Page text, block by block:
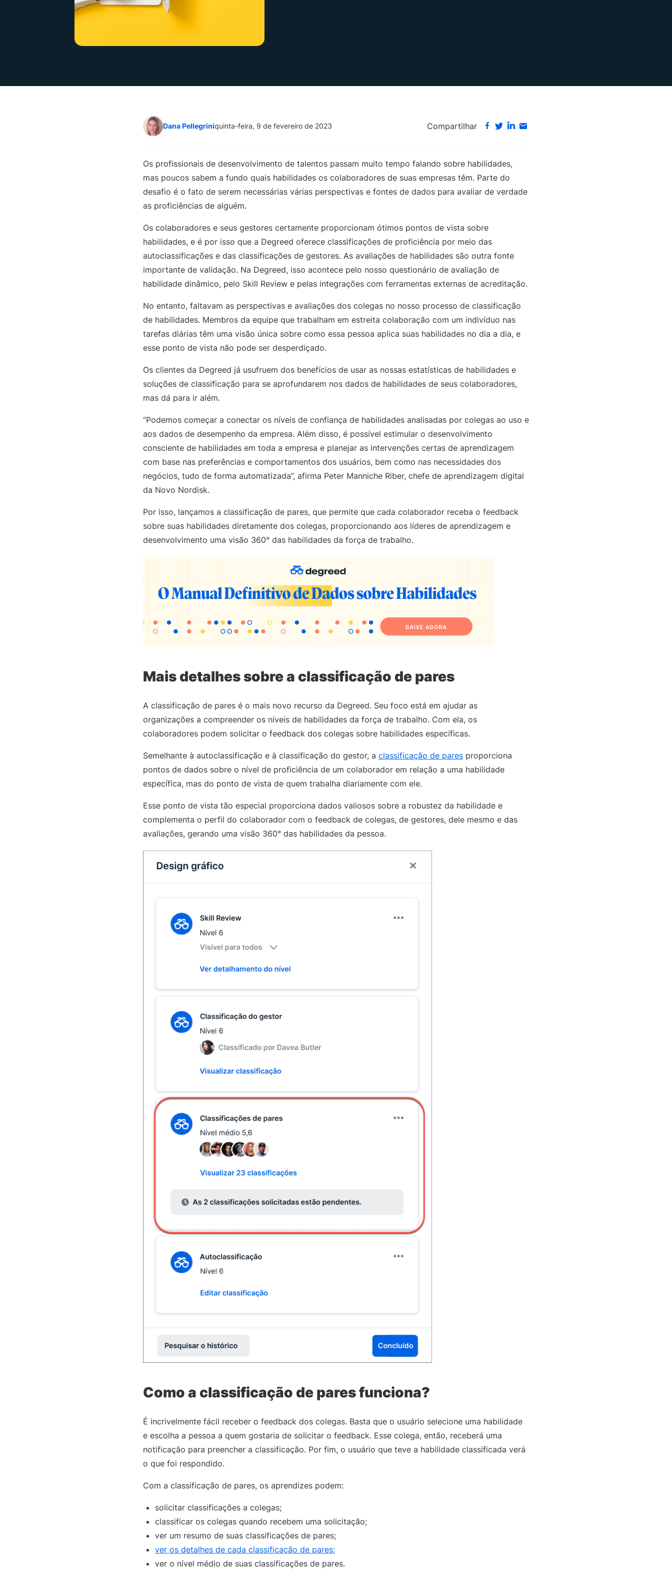
Dana Pellegriniquinta-feira, 9 de fevereiro de 2023 Compartilhar
Os profissionais de desenvolvimento de talentos passam muito tempo falando sobre habilidades,
mas poucos sabem a fundo quais habilidades os colaboradores de suas empresas têm. Parte do
desafio é o fato de serem necessárias várias perspectivas e fontes de dados para avaliar de verdade
as proficiências de alguém.
Os colaboradores e seus gestores certamente proporcionam ótimos pontos de vista sobre
habilidades, e é por isso que a Degreed oferece classificações de proficiência por meio das
autoclassificações e das classificações de gestores. As avaliações de habilidades são outra fonte
importante de validação. Na Degreed, isso acontece pelo nosso questionário de avaliação de
habilidade dinâmico, pelo Skill Review e pelas integrações com ferramentas externas de acreditação.
No entanto, faltavam as perspectivas e avaliações dos colegas no nosso processo de classificação
de habilidades. Membros da equipe que trabalham em estreita colaboração com um indivíduo nas
tarefas diárias têm uma visão única sobre como essa pessoa aplica suas habilidades no dia a dia, e
esse ponto de vista não pode ser desperdiçado.
Os clientes da Degreed já usufruem dos benefícios de usar as nossas estatísticas de habilidades e
soluções de classificação para se aprofundarem nos dados de habilidades de seus colaboradores,
mas dá para ir além.
“Podemos começar a conectar os níveis de confiança de habilidades analisadas por colegas ao uso e
aos dados de desempenho da empresa. Além disso, é possível estimular o desenvolvimento
consciente de habilidades em toda a empresa e planejar as intervenções certas de aprendizagem
com base nas preferências e comportamentos dos usuários, bem como nas necessidades dos
negócios, tudo de forma automatizada”, afirma Peter Manniche Riber, chefe de aprendizagem digital
da Novo Nordisk.
Por isso, lançamos a classificação de pares, que permite que cada colaborador receba o feedback
sobre suas habilidades diretamente dos colegas, proporcionando aos líderes de aprendizagem e
desenvolvimento uma visão 360° das habilidades da força de trabalho.
Mais detalhes sobre a classificação de pares
A classificação de pares é o mais novo recurso da Degreed. Seu foco está em ajudar as
organizações a compreender os níveis de habilidades da força de trabalho. Com ela, os
colaboradores podem solicitar o feedback dos colegas sobre habilidades específicas.
Semelhante à autoclassificação e à classificação do gestor, a classificação de pares proporciona
pontos de dados sobre o nível de proficiência de um colaborador em relação a uma habilidade
específica, mas do ponto de vista de quem trabalha diariamente com ele.
Esse ponto de vista tão especial proporciona dados valiosos sobre a robustez da habilidade e
complementa o perfil do colaborador com o feedback de colegas, de gestores, dele mesmo e das
avaliações, gerando uma visão 360° das habilidades da pessoa.
Como a classificação de pares funciona?
É incrivelmente fácil receber o feedback dos colegas. Basta que o usuário selecione uma habilidade
e escolha a pessoa a quem gostaria de solicitar o feedback. Esse colega, então, receberá uma
notificação para preencher a classificação. Por fim, o usuário que teve a habilidade classificada verá
o que foi respondido.
Com a classificação de pares, os aprendizes podem:
solicitar classificações a colegas;
classificar os colegas quando recebem uma solicitação;
ver um resumo de suas classificações de pares;
ver os detalhes de cada classificação de pares;
ver o nível médio de suas classificações de pares.